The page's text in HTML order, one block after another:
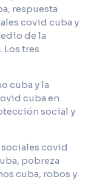
respuesta
covid cuba y
de la
Los tres
cuba y la
cuba en
social y
covid
pobreza
cuba, robos y